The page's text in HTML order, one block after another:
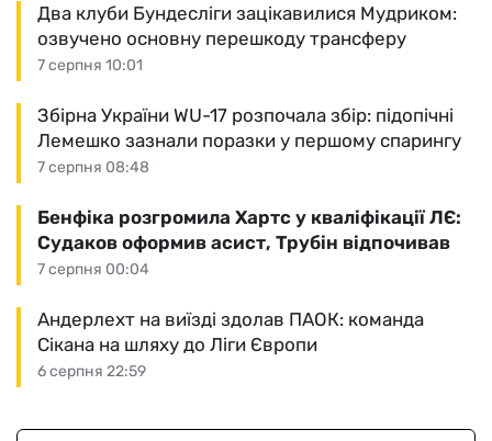
7 серпня 10:01
Два клуби Бундесліги зацікавилися Мудриком:
озвучено основну перешкоду трансферу
7 серпня 08:48
Збірна України WU-17 розпочала збір: підопічні
Лемешко зазнали поразки у першому спарингу
7 серпня 00:04
Бенфіка розгромила Хартс у кваліфікації ЛЄ:
Судаков оформив асист, Трубін відпочивав
6 серпня 22:59
Андерлехт на виїзді здолав ПАОК: команда
Сікана на шляху до Ліги Європи